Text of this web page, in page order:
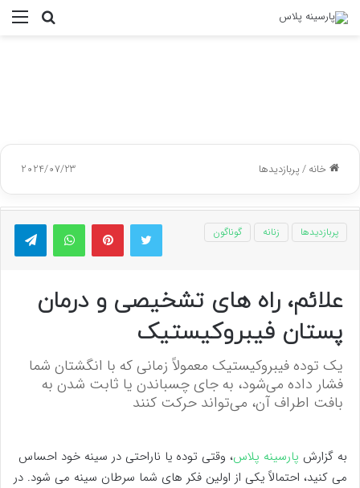
جستجو
خانه/پربازدیدها 2024/07/23
توییتر پینتریستواتس آپ
پربازدیدها زنانه گوناگون
علائم، راه های تشخیصی و درمان
پستان فیبروکیستیک
یک توده فیبروکیستیک معمولاً زمانی که با انگشتان شما
فشار داده می‌شود، به جای چسباندن یا ثابت شدن به
بافت اطراف آن، می‌تواند حرکت کنند
به گزارش پارسینه پلاس، وقتی توده یا ناراحتی در سینه خود احساس
می کنید، احتمالاً یکی از اولین فکر های شما سرطان سینه می شود. در